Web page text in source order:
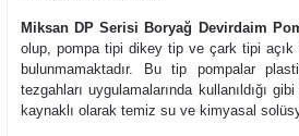
Miksan DP Serisi Boryağ Devirdaim
olup, pompa tipi dikey tip ve çark tipi
bulunmamaktadır. Bu tip pompalar
tezgahları uygulamalarında kullanıldığı
kaynaklı olarak temiz su ve kimyasal